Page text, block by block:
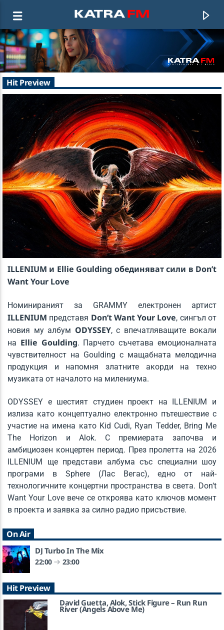
KATRA FM Live
♫ 192 kbps
* KATRA FM Live *
On Air
DJ Turbo In The Mix
22:00 23:00
Hit Preview
David Guetta, Alok, Stick Figure – Run Run
River (Angels Above Me)
Hit Preview
ILLENIUM и Ellie Goulding обединяват сили в Don’t
Want Your Love
Номинираният за GRAMMY електронен артист
ILLENIUM представя Don’t Want Your Love, сингъл от
новия му албум ODYSSEY, с впечатляващите вокали
на Ellie Goulding. Парчето съчетава емоционалната
чувствителност на Goulding с мащабната мелодична
продукция и напомня златните акорди на техно
музиката от началото на милениума.
ODYSSEY е шестият студиен проект на ILLENIUM и
излиза като концептуално електронно пътешествие с
участие на имена като Kid Cudi, Ryan Tedder, Bring Me
The Horizon и Alok. С премиерата започва и
амбициозен концертен период. През пролетта на 2026
ILLENIUM ще представи албума със специални шоу
програми в Sphere (Лас Вегас), едно от най-
технологичните концертни пространства в света. Don‘t
Want Your Love вече се откроява като ключов момент
в проекта и заявка за силно радио присъствие.